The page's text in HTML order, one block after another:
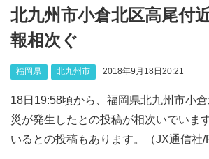
北九州市小倉北区高尾付
報相次ぐ
福岡県 北九州市 2018年9月18日20:21
18日19:58頃から、福岡県北九州市小
災が発生したとの投稿が相次いでいま
いるとの投稿もあります。（JX通信社/